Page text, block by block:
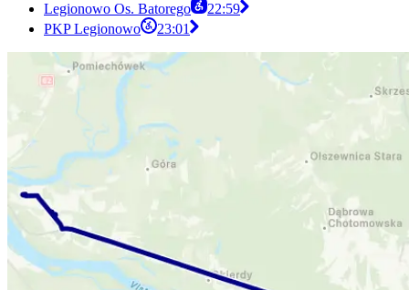
Legionowo Os. Batorego
22:59
PKP Legionowo
23:01